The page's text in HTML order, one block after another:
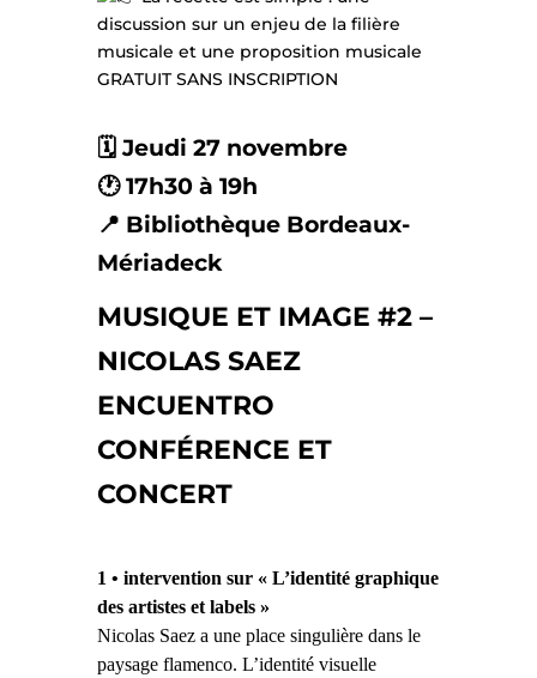
discussion sur un enjeu de la filière
musicale et une proposition musicale
GRATUIT SANS INSCRIPTION
🗓️ Jeudi 27 novembre
🕐 17h30 à 19h
📍 Bibliothèque Bordeaux-
Mériadeck
MUSIQUE ET IMAGE #2 –
NICOLAS SAEZ
ENCUENTRO
CONFÉRENCE ET
CONCERT
1 • intervention sur « L’identité graphique
des artistes et labels »
Nicolas Saez a une place singulière dans le
paysage flamenco. L’identité visuelle